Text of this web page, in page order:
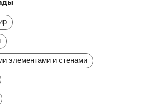
элементами и стенами